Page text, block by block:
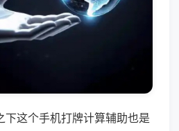
下这个手机打牌计算辅助也是